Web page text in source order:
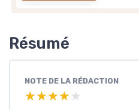
Résumé
NOTE DE LA RÉDACTION
★★★★★
★★★★★